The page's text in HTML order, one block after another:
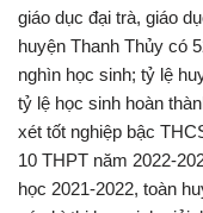
giáo dục đại trà, giáo
huyện Thanh Thủy có
nghìn học sinh; tỷ lệ
tỷ lệ học sinh hoàn
xét tốt nghiệp bậc
10 THPT năm 2022-
học 2021-2022, toàn